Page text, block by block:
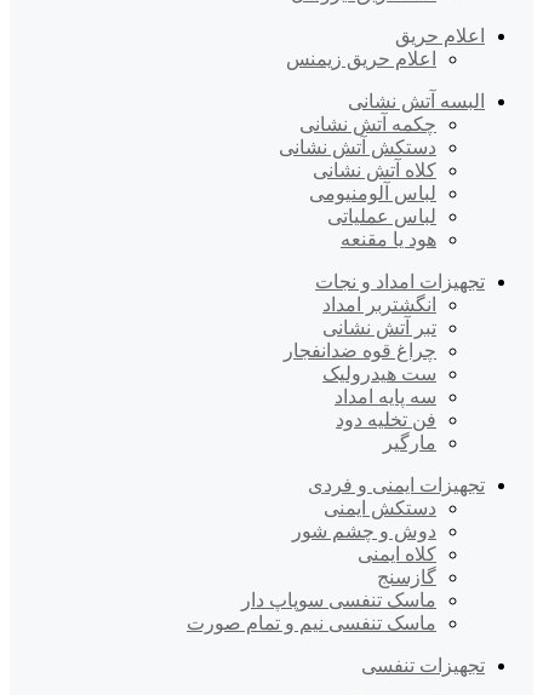
اعلام حریق
اعلام حریق زیمنس
البسه آتش نشانی
چکمه آتش نشانی
دستکش آتش نشانی
کلاه آتش نشانی
لباس آلومنیومی
لباس عملیاتی
هود یا مقنعه
تجهیزات امداد و نجات
انگشتربر امداد
تبر آتش نشانی
چراغ قوه ضدانفجار
ست هیدرولیک
سه پایه امداد
فن تخلیه دود
مارگیر
تجهیزات ایمنی و فردی
دستکش ایمنی
دوش و چشم شور
کلاه ایمنی
گازسنج
ماسک تنفسی سوپاپ دار
ماسک تنفسی نیم و تمام صورت
تجهیزات تنفسی